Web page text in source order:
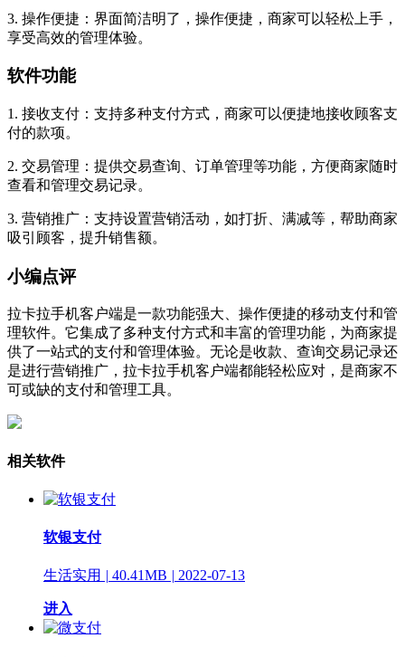
3. 操作便捷：界面简洁明了，操作便捷，商家可以轻松上手，
享受高效的管理体验。
软件功能
1. 接收支付：支持多种支付方式，商家可以便捷地接收顾客支
付的款项。
2. 交易管理：提供交易查询、订单管理等功能，方便商家随时
查看和管理交易记录。
3. 营销推广：支持设置营销活动，如打折、满减等，帮助商家
吸引顾客，提升销售额。
小编点评
拉卡拉手机客户端是一款功能强大、操作便捷的移动支付和管
理软件。它集成了多种支付方式和丰富的管理功能，为商家提
供了一站式的支付和管理体验。无论是收款、查询交易记录还
是进行营销推广，拉卡拉手机客户端都能轻松应对，是商家不
可或缺的支付和管理工具。
相关软件
软银支付
生活实用 40.41MB 2022-07-13
进入